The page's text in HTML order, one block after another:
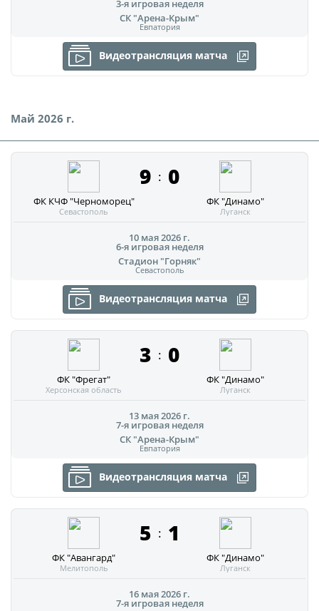
Турнирная таблица
Статистика
Команды
О турнире
Архив турниров
Регламентирующие документы
3-я игровая неделя
СК "Арена-Крым"
Евпатория
Видеотрансляция матча
Май 2026 г.
ФК КЧФ "Черноморец"
Севастополь
ФК "Динамо"
Луганск
9 : 0
10 мая 2026 г.
6-я игровая неделя
Стадион "Горняк"
Севастополь
Видеотрансляция матча
ФК "Фрегат"
Херсонская область
ФК "Динамо"
Луганск
3 : 0
13 мая 2026 г.
7-я игровая неделя
СК "Арена-Крым"
Евпатория
Видеотрансляция матча
ФК "Авангард"
Мелитополь
ФК "Динамо"
Луганск
5 : 1
16 мая 2026 г.
7-я игровая неделя